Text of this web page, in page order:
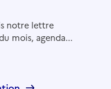
notre lettre
mois, agenda...